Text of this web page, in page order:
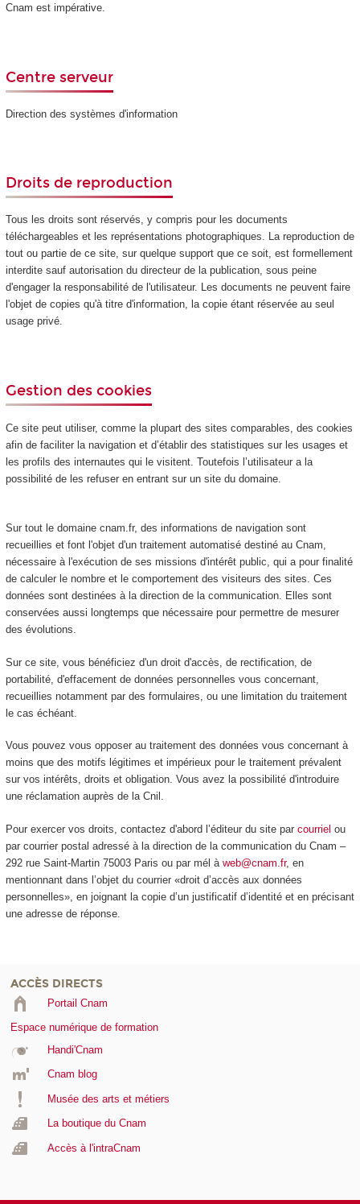
Cnam est impérative.
Centre serveur
Direction des systèmes d'information
Droits de reproduction
Tous les droits sont réservés, y compris pour les documents
téléchargeables et les représentations photographiques. La reproduction de
tout ou partie de ce site, sur quelque support que ce soit, est formellement
interdite sauf autorisation du directeur de la publication, sous peine
d'engager la responsabilité de l'utilisateur. Les documents ne peuvent faire
l'objet de copies qu'à titre d'information, la copie étant réservée au seul
usage privé.
Gestion des cookies
Ce site peut utiliser, comme la plupart des sites comparables, des cookies
afin de faciliter la navigation et d’établir des statistiques sur les usages et
les profils des internautes qui le visitent. Toutefois l’utilisateur a la
possibilité de les refuser en entrant sur un site du domaine.
Sur tout le domaine cnam.fr, des informations de navigation sont
recueillies et font l'objet d'un traitement automatisé destiné au Cnam,
nécessaire à l'exécution de ses missions d'intérêt public, qui a pour finalité
de calculer le nombre et le comportement des visiteurs des sites. Ces
données sont destinées à la direction de la communication. Elles sont
conservées aussi longtemps que nécessaire pour permettre de mesurer
des évolutions.
Sur ce site, vous bénéficiez d'un droit d'accès, de rectification, de
portabilité, d'effacement de données personnelles vous concernant,
recueillies notamment par des formulaires, ou une limitation du traitement
le cas échéant.
Vous pouvez vous opposer au traitement des données vous concernant à
moins que des motifs légitimes et impérieux pour le traitement prévalent
sur vos intérêts, droits et obligation. Vous avez la possibilité d'introduire
une réclamation auprès de la Cnil.
Pour exercer vos droits, contactez d'abord l’éditeur du site par courriel ou
par courrier postal adressé à la direction de la communication du Cnam –
292 rue Saint-Martin 75003 Paris ou par mél à web@cnam.fr, en
mentionnant dans l’objet du courrier «droit d’accès aux données
personnelles», en joignant la copie d’un justificatif d’identité et en précisant
une adresse de réponse.
ACCÈS DIRECTS
Portail Cnam
Espace numérique de formation
Handi'Cnam
Cnam blog
Musée des arts et métiers
La boutique du Cnam
Accès à l'intraCnam